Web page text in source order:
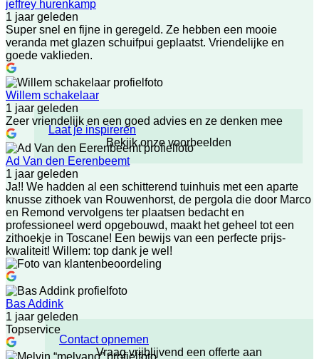
Laat je inspireren
Bekijk onze voorbeelden
Contact opnemen
Vraag vrijblijvend een offerte aan
jeffrey hurenkamp
1 jaar geleden
Super snel en fijne in geregeld. Ze hebben een mooie
veranda met glazen schuifpui geplaatst. Vriendelijke en
goede vaklieden.
Willem schakelaar
1 jaar geleden
Zeer vriendelijk en een goed advies en ze denken mee
Ad Van den Eerenbeemt
1 jaar geleden
Ja!! We hadden al een schitterend tuinhuis met een aparte
knusse zithoek van Rouwenhorst, de pergola die door Marco
en Remond vervolgens ter plaatsen bedacht en
professioneel werd opgebouwd, maakt het geheel tot een
zithoekje in Toscane! Een bewijs van een perfecte prijs-
kwaliteit! Willem: top dank je wel!
Bas Addink
1 jaar geleden
Topservice